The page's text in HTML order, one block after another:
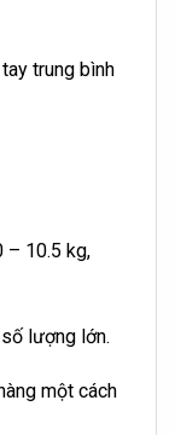
trung bình
– 10.5 kg,
lượng lớn.
một cách